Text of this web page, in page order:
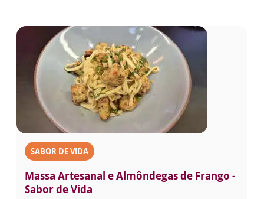
SABOR DE VIDA
Massa Artesanal e Almôndegas de Frango -
Sabor de Vida